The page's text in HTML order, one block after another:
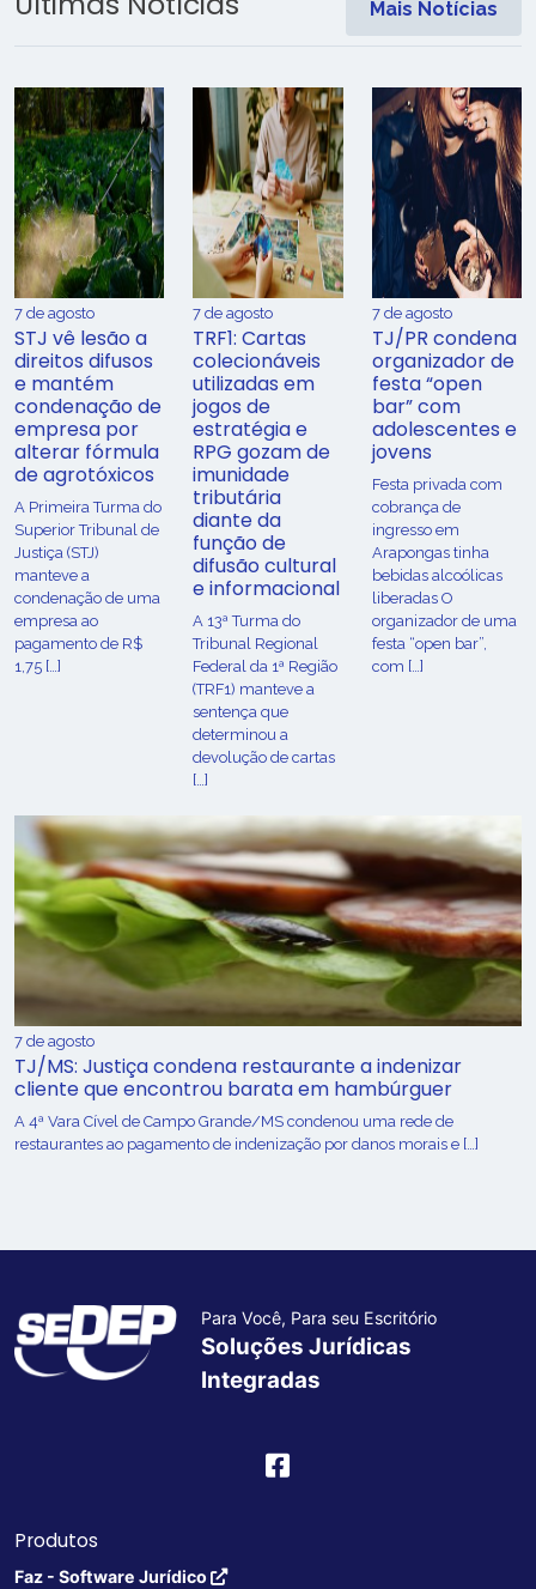
Mais Notícias
7 de agosto
STJ vê lesão a
direitos difusos
e mantém
condenação de
empresa por
alterar fórmula
de agrotóxicos
​A Primeira Turma do
Superior Tribunal de
Justiça (STJ)
manteve a
condenação de uma
empresa ao
pagamento de R$
1,75 […]
7 de agosto
TRF1: Cartas
colecionáveis
utilizadas em
jogos de
estratégia e
RPG gozam de
imunidade
tributária
diante da
função de
difusão cultural
e informacional
A 13ª Turma do
Tribunal Regional
Federal da 1ª Região
(TRF1) manteve a
sentença que
determinou a
devolução de cartas
[…]
7 de agosto
TJ/PR condena
organizador de
festa “open
bar” com
adolescentes e
jovens
Festa privada com
cobrança de
ingresso em
Arapongas tinha
bebidas alcoólicas
liberadas O
organizador de uma
festa “open bar”,
com […]
7 de agosto
TJ/MS: Justiça condena restaurante a indenizar
cliente que encontrou barata em hambúrguer
A 4ª Vara Cível de Campo Grande/MS condenou uma rede de
restaurantes ao pagamento de indenização por danos morais e […]
Para Você, Para seu Escritório
Soluções Jurídicas
Integradas
Produtos
Faz - Software Jurídico